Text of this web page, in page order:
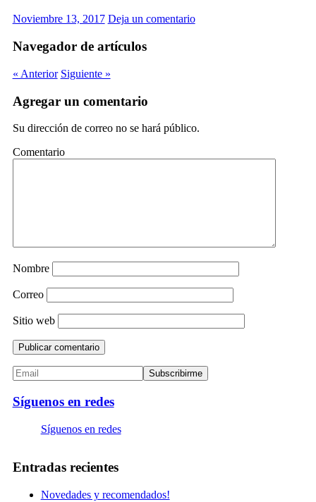
Noviembre 13, 2017 Deja un comentario
Navegador de artículos
« Anterior Siguiente »
Agregar un comentario
Su dirección de correo no se hará público.
Comentario
Nombre
Correo
Sitio web
Síguenos en redes
Síguenos en redes
Entradas recientes
Novedades y recomendados!